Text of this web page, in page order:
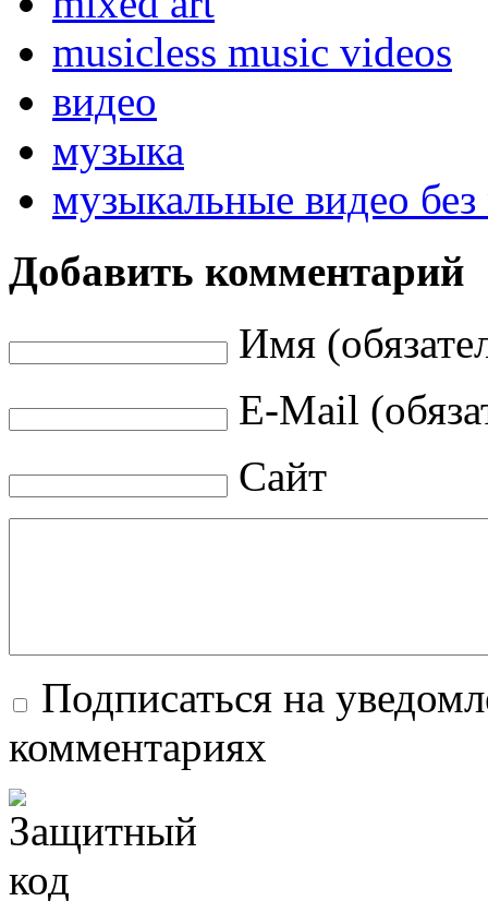
musicless music videos
видео
музыка
музыкальные видео
Добавить комментарий
Имя
E-Mail
Сайт
Подписаться на
комментариях